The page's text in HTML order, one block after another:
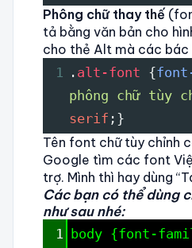
Phông chữ thay thế
tả bằng văn bản cho
cho thẻ Alt mà các bác
1 . alt-font {
phông chữ tùy
serif ;}
Tên font chữ tùy chỉnh
Google tìm các font
trợ. Mình thì hay dùng
Các bạn có thể dùng
như sau nhé:
1
body {font-